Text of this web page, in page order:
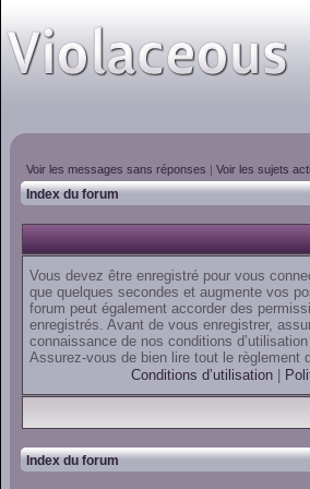
Voir les messages sans réponses | Voir les sujets
Index du forum
Vous devez être enregistré pour vous
que quelques secondes et augmente vos
forum peut également accorder des
enregistrés. Avant de vous enregistrer,
connaissance de nos conditions
Assurez-vous de bien lire tout le règlement
Conditions d’utilisation
Index du forum